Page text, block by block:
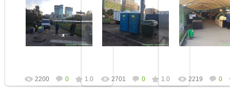
11 Октября 2017
Октябрь 2017. Помесь всего.
admin
2200 0 1.0
11 Октября 2017
Октябрь 2017
admin
2701 0 1.0
11 Октября
Октябрь
admin
2219 0